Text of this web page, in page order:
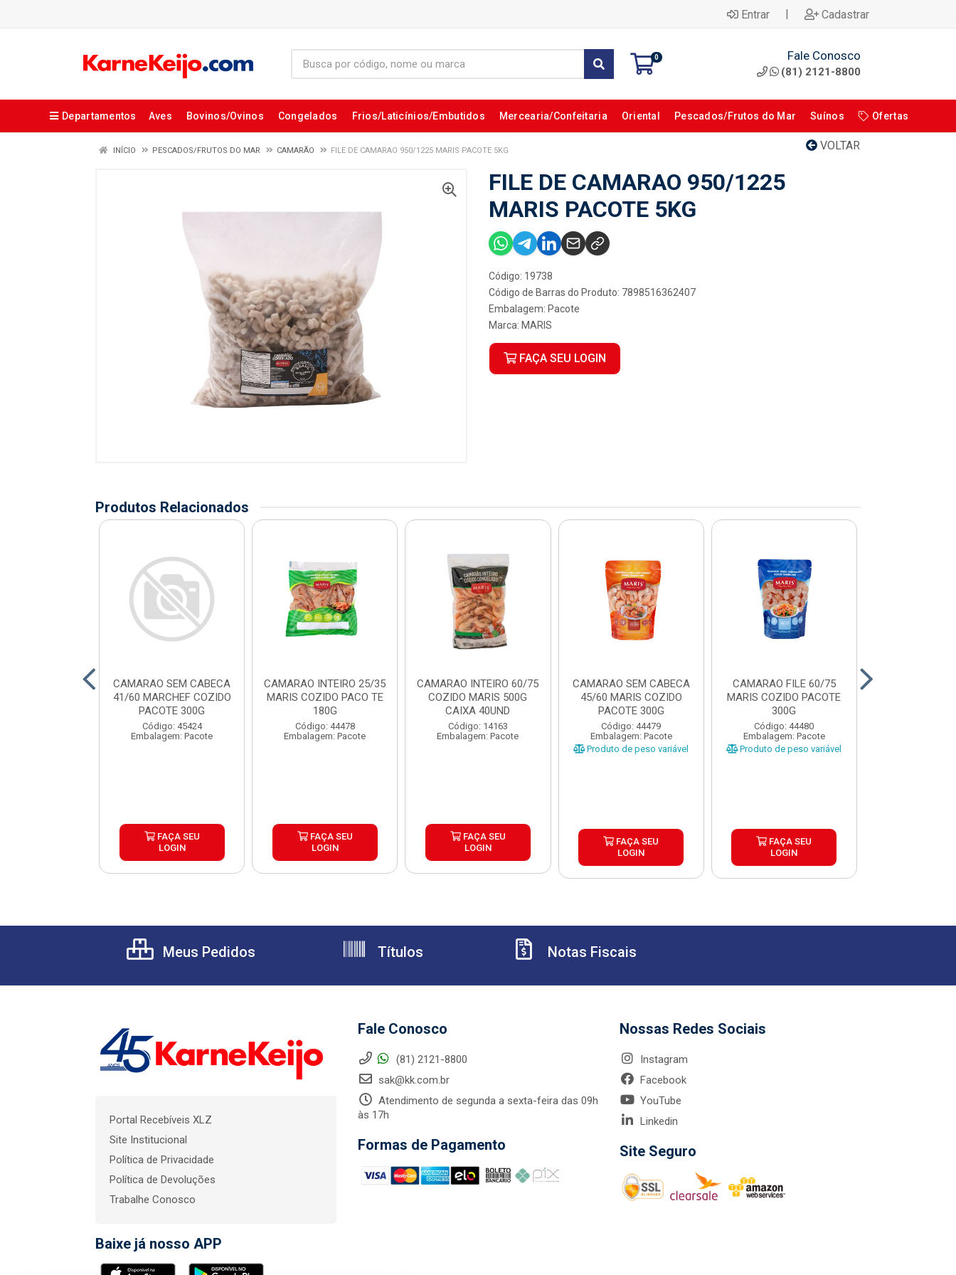
Entrar | Cadastrar
0 Fale Conosco
(81) 2121-8800
Departamentos Aves Bovinos/Ovinos Congelados Frios/Laticínios/Embutidos Mercearia/Confeitaria Oriental Pescados/Frutos do Mar Suínos Ofertas
VOLTAR
INÍCIO PESCADOS/FRUTOS DO MAR CAMARÃO FILE DE CAMARAO 950/1225 MARIS PACOTE 5KG
FILE DE CAMARAO 950/1225
MARIS PACOTE 5KG
Código: 19738
Código de Barras do Produto: 7898516362407
Embalagem: Pacote
Marca: MARIS
FAÇA SEU LOGIN
Produtos Relacionados
CAMARAO SEM CABECA
41/60 MARCHEF COZIDO
PACOTE 300G
Código: 45424
Embalagem: Pacote
FAÇA SEU
LOGIN
CAMARAO INTEIRO 25/35
MARIS COZIDO PACO TE
180G
Código: 44478
Embalagem: Pacote
FAÇA SEU
LOGIN
CAMARAO INTEIRO 60/75
COZIDO MARIS 500G
CAIXA 40UND
Código: 14163
Embalagem: Pacote
FAÇA SEU
LOGIN
CAMARAO SEM CABECA
45/60 MARIS COZIDO
PACOTE 300G
Código: 44479
Embalagem: Pacote
Produto de peso variável
FAÇA SEU
LOGIN
CAMARAO FILE 60/75
MARIS COZIDO PACOTE
300G
Código: 44480
Embalagem: Pacote
Produto de peso variável
FAÇA SEU
LOGIN
Meus Pedidos Títulos Notas Fiscais
Portal Recebíveis XLZ
Site Institucional
Política de Privacidade
Política de Devoluções
Trabalhe Conosco
Baixe já nosso APP
Fale Conosco
(81) 2121-8800
sak@kk.com.br
Atendimento de segunda a sexta-feira das 09h
às 17h
Formas de Pagamento
Nossas Redes Sociais
Instagram
Facebook
YouTube
Linkedin
Site Seguro